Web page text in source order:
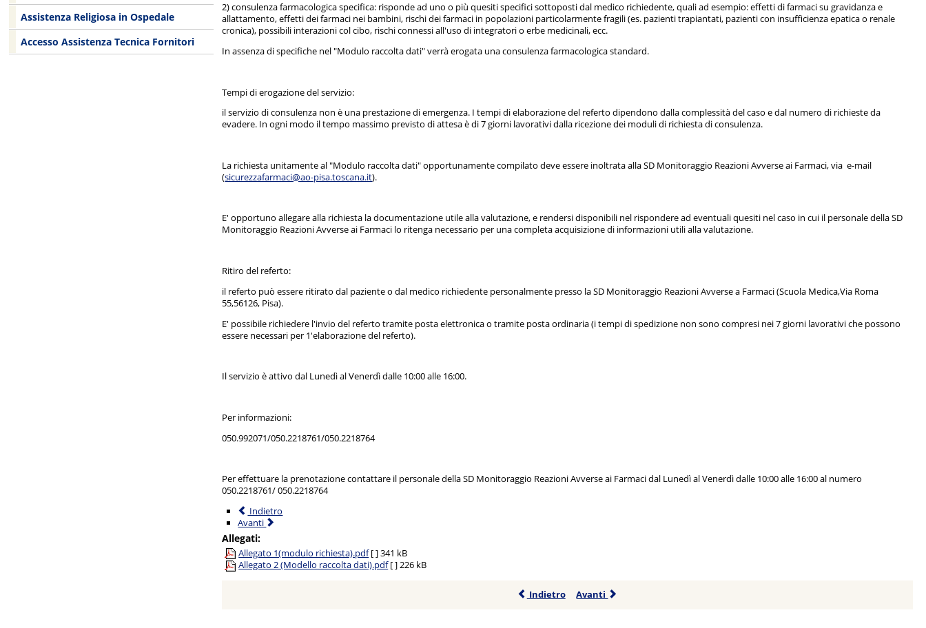
2) consulenza farmacologica specifica: risponde ad uno o più quesiti specifici sottoposti dal medico richiedente, quali ad esempio: effetti di farmaci su gravidanza e
allattamento, effetti dei farmaci nei bambini, rischi dei farmaci in popolazioni particolarmente fragili (es. pazienti trapiantati, pazienti con insufficienza epatica o renale
cronica), possibili interazioni col cibo, rischi connessi all'uso di integratori o erbe medicinali, ecc.
In assenza di specifiche nel "Modulo raccolta dati" verrà erogata una consulenza farmacologica standard.
Tempi di erogazione del servizio:
il servizio di consulenza non è una prestazione di emergenza. I tempi di elaborazione del referto dipendono dalla complessità del caso e dal numero di richieste da
evadere. In ogni modo il tempo massimo previsto di attesa è di 7 giorni lavorativi dalla ricezione dei moduli di richiesta di consulenza.
La richiesta unitamente al "Modulo raccolta dati" opportunamente compilato deve essere inoltrata alla SD Monitoraggio Reazioni Avverse ai Farmaci, via e-mail
(sicurezzafarmaci@ao-pisa.toscana.it).
E' opportuno allegare alla richiesta la documentazione utile alla valutazione, e rendersi disponibili nel rispondere ad eventuali quesiti nel caso in cui il personale della SD
Monitoraggio Reazioni Avverse ai Farmaci lo ritenga necessario per una completa acquisizione di informazioni utili alla valutazione.
Ritiro del referto:
il referto può essere ritirato dal paziente o dal medico richiedente personalmente presso la SD Monitoraggio Reazioni Avverse a Farmaci (Scuola Medica,Via Roma
55,56126, Pisa).
E' possibile richiedere l'invio del referto tramite posta elettronica o tramite posta ordinaria (i tempi di spedizione non sono compresi nei 7 giorni lavorativi che possono
essere necessari per 1'elaborazione del referto).
Il servizio è attivo dal Lunedì al Venerdì dalle 10:00 alle 16:00.
Per informazioni:
050.992071/050.2218761/050.2218764
Per effettuare la prenotazione contattare il personale della SD Monitoraggio Reazioni Avverse ai Farmaci dal Lunedì al Venerdì dalle 10:00 alle 16:00 al numero
050.2218761/ 050.2218764
Indietro
Avanti
Allegati:
Allegato 1(modulo richiesta).pdf [ ]341 kB
Allegato 2 (Modello raccolta dati).pdf [ ]226 kB
Indietro Avanti
Assistenza Religiosa in Ospedale
Accesso Assistenza Tecnica Fornitori